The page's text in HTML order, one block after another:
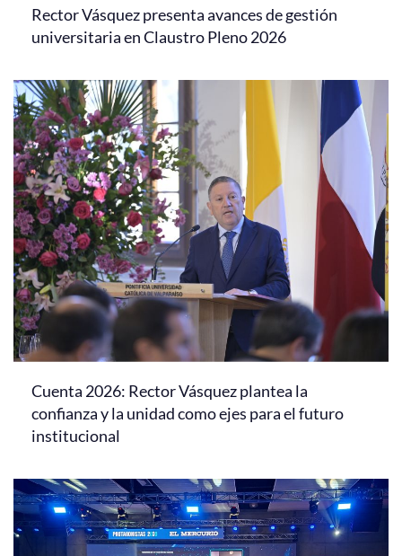
Rector Vásquez presenta avances de gestión
universitaria en Claustro Pleno 2026
Cuenta 2026: Rector Vásquez plantea la
confianza y la unidad como ejes para el futuro
institucional